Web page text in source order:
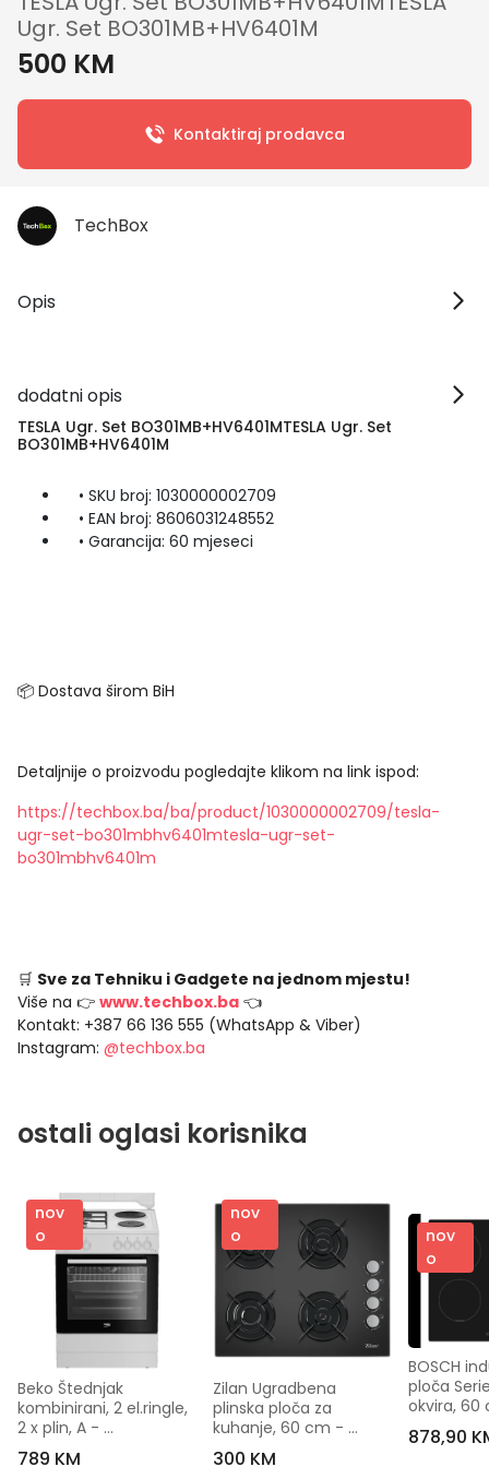
Ugr. Set BO301MB+HV6401M
500 KM
Kontaktiraj prodavca
TechBox
Opis
dodatni opis
TESLA Ugr. Set BO301MB+HV6401MTESLA Ugr. Set
BO301MB+HV6401M
• SKU broj: 1030000002709
• EAN broj: 8606031248552
• Garancija: 60 mjeseci
📦 Dostava širom BiH
Detaljnije o proizvodu pogledajte klikom na link ispod:
https://techbox.ba/ba/product/1030000002709/tesla-
ugr-set-bo301mbhv6401mtesla-ugr-set-
bo301mbhv6401m
🛒 Sve za Tehniku i Gadgete na jednom mjestu!
Više na 👉 www.techbox.ba 👈
Kontakt: +387 66 136 555 (WhatsApp & Viber)
Instagram: @techbox.ba
ostali oglasi korisnika
nov
o
Beko Štednjak
kombinirani, 2 el.ringle,
2 x plin, A -
FBE64010WDN
789 KM
nov
o
Zilan Ugradbena
plinska ploča za
kuhanje, 60 cm -
ZLN0058
300 KM
nov
o
BOSCH
ploča
okvira, 60
878,90